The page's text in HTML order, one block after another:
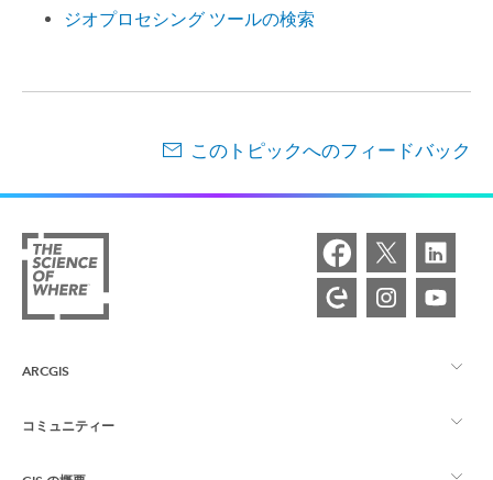
ジオプロセシング ツールの検索
このトピックへのフィードバック
ARCGIS
ArcGIS の概要
コミュニティー